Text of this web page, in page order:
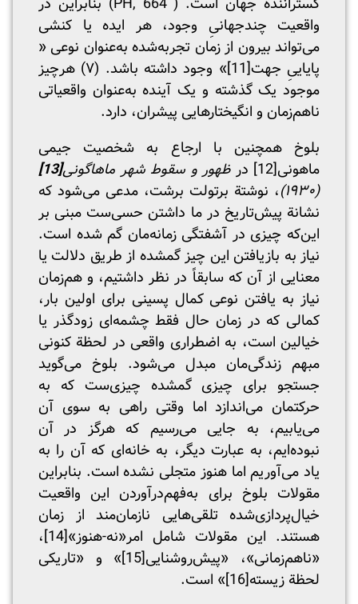
گسترانندة جهان است. ( PH, 664) بنابراین در
واقعیت چندجهانیِ وجود، هر ایده یا کنشی
می‌تواند بیرون از زمان تجربه‌شده به‌عنوان نوعی «
پایاییِ جهت[11]
» وجود داشته باشد. (۷) هرچیز
موجود یک گذشته و یک آینده به‌عنوان واقعیاتی
ناهم‌زمان و انگیختارهایی پیشران، دارد.
بلوخ همچنین با ارجاع به شخصیت جیمی
ماهونی[12] درظهور و سقوط شهر ماهاگونی[13]
(۱۹۳۰)
، نوشتة برتولت برشت، مدعی می‌شود که
نشانة پیش‌تاریخ در ما داشتن حسی‌ست مبنی بر
این‌که چیزی در آشفتگی زمانه‌مان گم شده است.
نیاز به بازیافتن این چیز گمشده از طریق دلالت یا
معنایی از آن که سابقاً در نظر داشتیم، و هم‌زمان
نیاز به یافتن نوعی کمال پسینی برای اولین بار،
کمالی که در زمان حال فقط چشمه‌ای زودگذر یا
خیالین است، به اضطراری واقعی در لحظة کنونی
مبهم زندگی‌مان مبدل می‌شود. بلوخ می‌گوید
جستجو برای چیزی گمشده چیزی‌ست که به
حرکتمان می‌اندازد اما وقتی راهی به سوی آن
می‌یابیم، به جایی می‌رسیم که هرگز در آن
نبوده‌ایم، به عبارت دیگر، به خانه‌ای که آن را به
یاد می‌آوریم اما هنوز متجلی نشده است. بنابراین
مقولات بلوخ برای به‌فهم‌درآوردن این واقعیت
خیال‌پردازی‌شده تلقی‌هایی نازمان‌مند از زمان
هستند. این مقولات شامل امر«نه-هنوز»[14]
،
«نا‌هم‌زمانی»، «پیش‌روشنایی[15]
» و «تاریکی
لحظة زیسته[16]
» است.